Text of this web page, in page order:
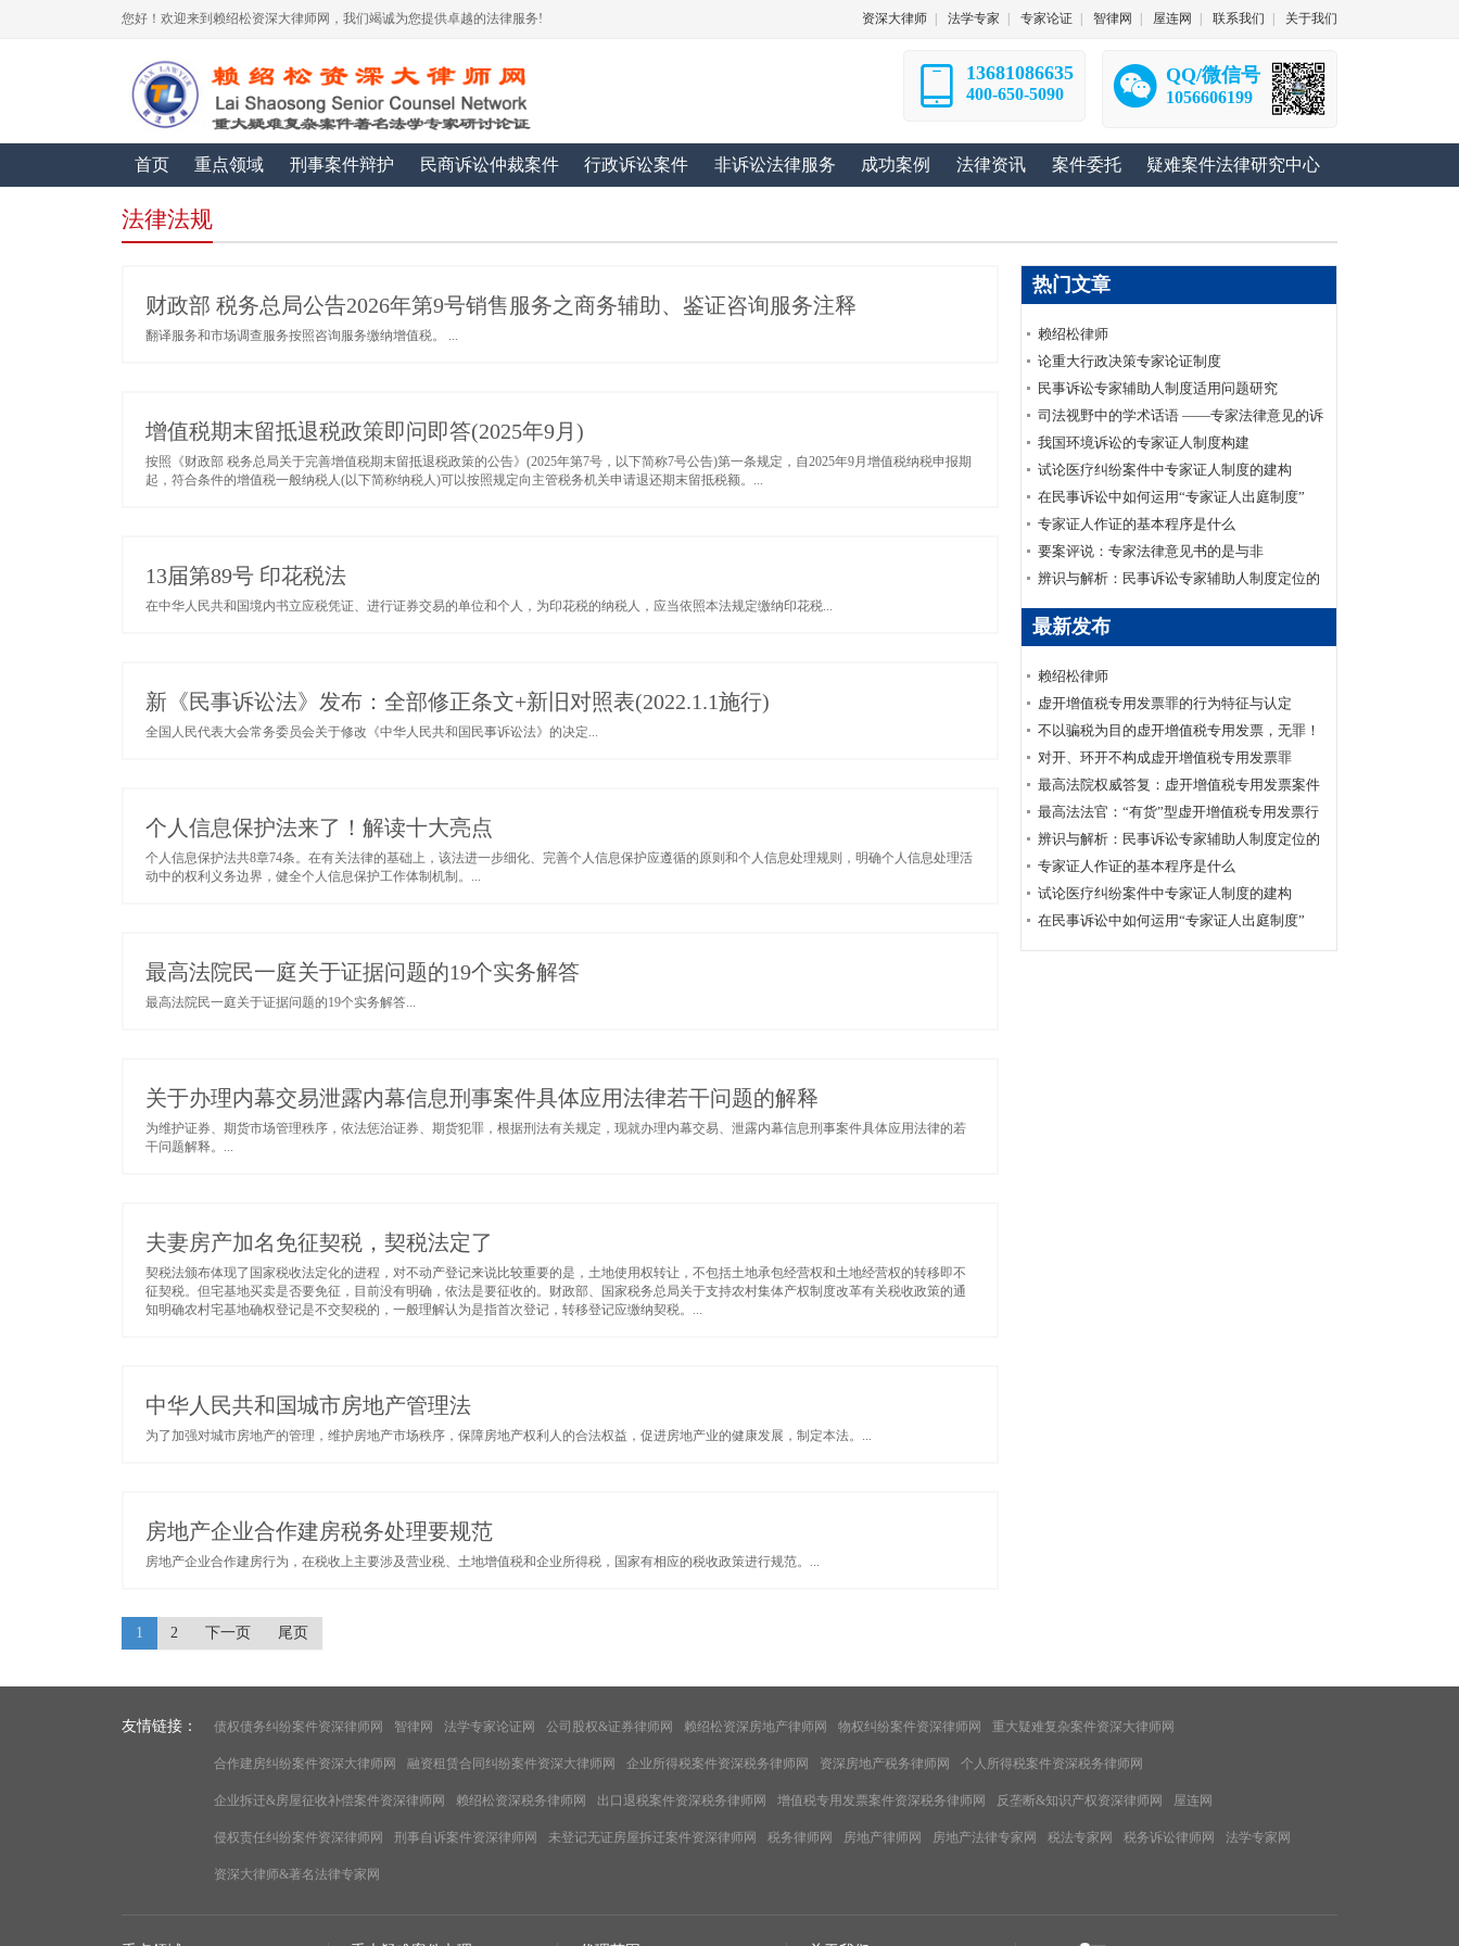
您好！欢迎来到赖绍松资深大律师网，我们竭诚为您提供卓越的法律服务! 资深大律师 法学专家 专家论证 智律网 屋连网 联系我们 关于我们
13681086635
400-650-5090
QQ/微信号
1056606199
首页 重点领域 刑事案件辩护 民商诉讼仲裁案件 行政诉讼案件 非诉讼法律服务 成功案例 法律资讯 案件委托 疑难案件法律研究中心
法律法规
财政部 税务总局公告2026年第9号销售服务之商务辅助、鉴证咨询服务注释
翻译服务和市场调查服务按照咨询服务缴纳增值税。 ...
增值税期末留抵退税政策即问即答(2025年9月)
按照《财政部 税务总局关于完善增值税期末留抵退税政策的公告》(2025年第7号，以下简称7号公告)第一条规定，自2025年9月增值税纳税申报期
起，符合条件的增值税一般纳税人(以下简称纳税人)可以按照规定向主管税务机关申请退还期末留抵税额。...
13届第89号 印花税法
在中华人民共和国境内书立应税凭证、进行证券交易的单位和个人，为印花税的纳税人，应当依照本法规定缴纳印花税...
新《民事诉讼法》发布：全部修正条文+新旧对照表(2022.1.1施行)
全国人民代表大会常务委员会关于修改《中华人民共和国民事诉讼法》的决定...
个人信息保护法来了！解读十大亮点
个人信息保护法共8章74条。在有关法律的基础上，该法进一步细化、完善个人信息保护应遵循的原则和个人信息处理规则，明确个人信息处理活
动中的权利义务边界，健全个人信息保护工作体制机制。...
最高法院民一庭关于证据问题的19个实务解答
最高法院民一庭关于证据问题的19个实务解答...
关于办理内幕交易泄露内幕信息刑事案件具体应用法律若干问题的解释
为维护证券、期货市场管理秩序，依法惩治证券、期货犯罪，根据刑法有关规定，现就办理内幕交易、泄露内幕信息刑事案件具体应用法律的若
干问题解释。...
夫妻房产加名免征契税，契税法定了
契税法颁布体现了国家税收法定化的进程，对不动产登记来说比较重要的是，土地使用权转让，不包括土地承包经营权和土地经营权的转移即不
征契税。但宅基地买卖是否要免征，目前没有明确，依法是要征收的。财政部、国家税务总局关于支持农村集体产权制度改革有关税收政策的通
知明确农村宅基地确权登记是不交契税的，一般理解认为是指首次登记，转移登记应缴纳契税。...
中华人民共和国城市房地产管理法
为了加强对城市房地产的管理，维护房地产市场秩序，保障房地产权利人的合法权益，促进房地产业的健康发展，制定本法。...
房地产企业合作建房税务处理要规范
房地产企业合作建房行为，在税收上主要涉及营业税、土地增值税和企业所得税，国家有相应的税收政策进行规范。...
1 2 下一页 尾页
热门文章
赖绍松律师
论重大行政决策专家论证制度
民事诉讼专家辅助人制度适用问题研究
司法视野中的学术话语 ——专家法律意见的诉
讼价值衡量及其在审判活动中的适用
我国环境诉讼的专家证人制度构建
试论医疗纠纷案件中专家证人制度的建构
在民事诉讼中如何运用“专家证人出庭制度”
专家证人作证的基本程序是什么
要案评说：专家法律意见书的是与非
辨识与解析：民事诉讼专家辅助人制度定位的
经纬范畴
最新发布
赖绍松律师
虚开增值税专用发票罪的行为特征与认定
不以骗税为目的虚开增值税专用发票，无罪！
对开、环开不构成虚开增值税专用发票罪
最高法院权威答复：虚开增值税专用发票案件
的数额标准确定
最高法法官：“有货”型虚开增值税专用发票行
为定性
辨识与解析：民事诉讼专家辅助人制度定位的
经纬范畴
专家证人作证的基本程序是什么
试论医疗纠纷案件中专家证人制度的建构
在民事诉讼中如何运用“专家证人出庭制度”
友情链接： 债权债务纠纷案件资深律师网 智律网 法学专家论证网 公司股权&证券律师网 赖绍松资深房地产律师网 物权纠纷案件资深律师网 重大疑难复杂案件资深大律师网
合作建房纠纷案件资深大律师网 融资租赁合同纠纷案件资深大律师网 企业所得税案件资深税务律师网 资深房地产税务律师网 个人所得税案件资深税务律师网
企业拆迁&房屋征收补偿案件资深律师网 赖绍松资深税务律师网 出口退税案件资深税务律师网 增值税专用发票案件资深税务律师网 反垄断&知识产权资深律师网 屋连网
侵权责任纠纷案件资深律师网 刑事自诉案件资深律师网 未登记无证房屋拆迁案件资深律师网 税务律师网 房地产律师网 房地产法律专家网 税法专家网 税务诉讼律师网 法学专家网
资深大律师&著名法律专家网